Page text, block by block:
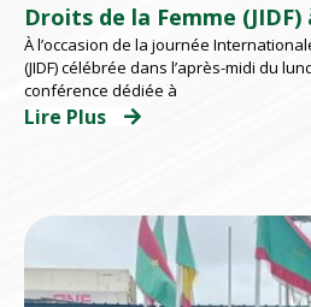
Droits de la Femme (JIDF)
À l’occasion de la journée
(JIDF) célébrée dans l’après-midi du
conférence dédiée à
Lire Plus